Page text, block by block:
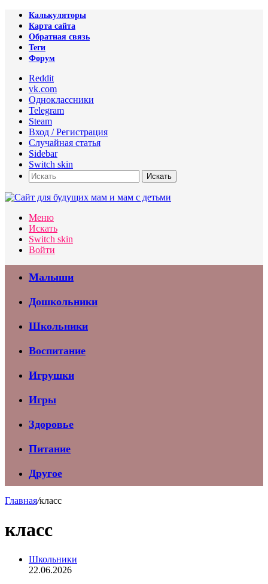
Калькуляторы
Карта сайта
Обратная связь
Теги
Форум
Reddit
vk.com
Одноклассники
Telegram
Steam
Вход / Регистрация
Случайная статья
Sidebar
Switch skin
Искать
Меню
Искать
Switch skin
Войти
Малыши
Дошкольники
Школьники
Воспитание
Игрушки
Игры
Здоровье
Питание
Другое
Главная/класс
класс
Школьники
22.06.2026